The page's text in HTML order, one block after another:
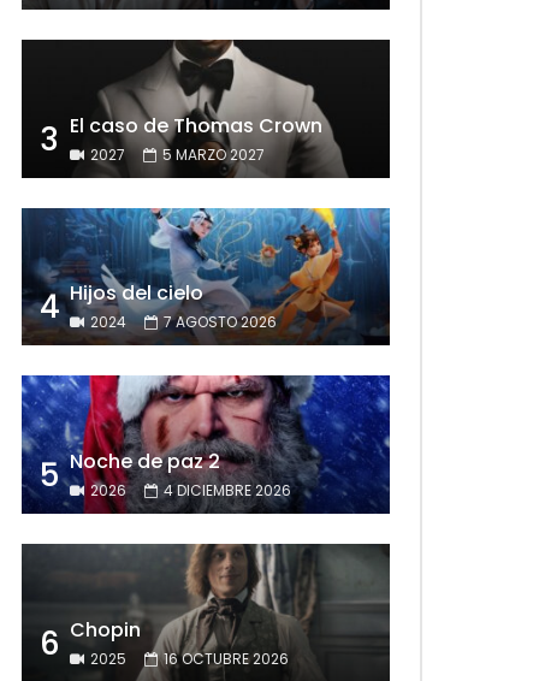
3 El caso de Thomas Crown
2027 5 MARZO 2027
4 Hijos del cielo
2024 7 AGOSTO 2026
5 Noche de paz 2
2026 4 DICIEMBRE 2026
6 Chopin
2025 16 OCTUBRE 2026